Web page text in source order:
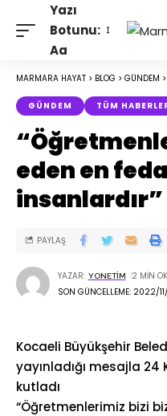
Yazı
Botunu:
Aa
MARMARA HAYAT > BLOG > GÜNDEM >
GÜNDEM TÜM
eden en
insanlardır”
SON GÜNCELLEME: 2022/
YAZAR: YONETIM 2 MIN
PAYLAŞ
Kocaeli Büyükşehir
yayınladığı mesajla
kutladı
“Öğretmenlerimiz bizi